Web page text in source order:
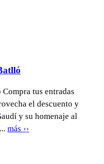
tus entradas
el descuento y
y su homenaje al
más ››